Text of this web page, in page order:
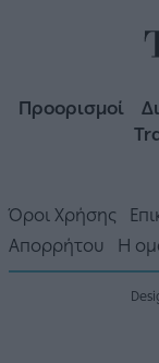
Προορισμοί
Όροι Χρήσης
Απορρήτου
Η